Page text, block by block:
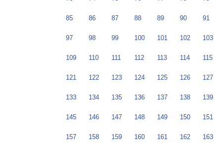
85 86 87 88 89 90 91
97 98 99 100 101 102 103
109 110 111 112 113 114 115
121 122 123 124 125 126 127
133 134 135 136 137 138 139
145 146 147 148 149 150 151
157 158 159 160 161 162 163